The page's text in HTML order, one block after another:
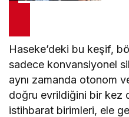
Haseke’deki bu keşif,
sadece konvansiyonel
aynı zamanda otonom
doğru evrildiğini bir kez
istihbarat birimleri, ele